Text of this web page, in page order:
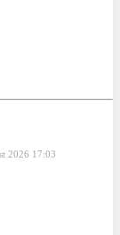
2026 17:03